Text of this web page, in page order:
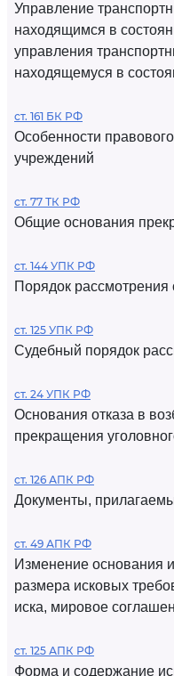
Управление
находящимся в
управления
находящемуся в
ст. 161 БК РФ
Особенности
учреждений
ст. 77 ТК РФ
Общие основания
ст. 144 УПК РФ
Порядок
ст. 125 УПК РФ
Судебный порядок
ст. 24 УПК РФ
Основания отказа в
прекращения
ст. 126 АПК РФ
Документы,
ст. 49 АПК РФ
Изменение основания
размера исковых
иска, мировое
ст. 125 АПК РФ
Форма и содержание